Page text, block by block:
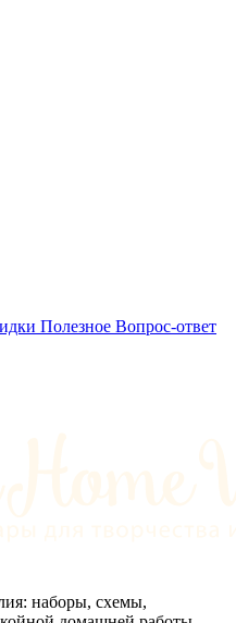
Полезное Вопрос-ответ
наборы, схемы,